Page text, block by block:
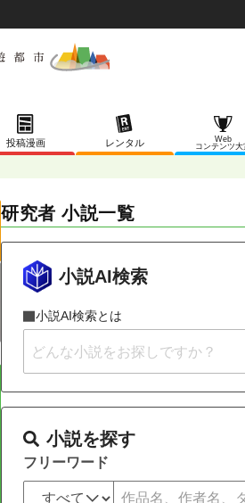
投稿漫画 レンタル
Web
コンテンツ大
研究者 小説一覧
小説AI検索
小説AI検索とは
小説を探す
フリーワード